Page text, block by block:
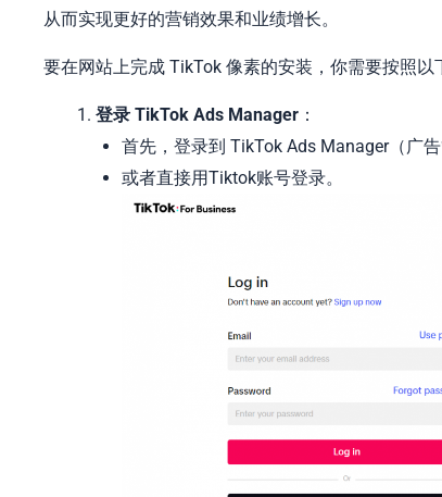
从而实现更好的营销效果和业绩增长。
要在网站上完成 TikTok 像素的安装，你需要按照以
登录 TikTok Ads Manager ：
首先，登录到 TikTok Ads Manager（广
或者直接用Tiktok账号登录。